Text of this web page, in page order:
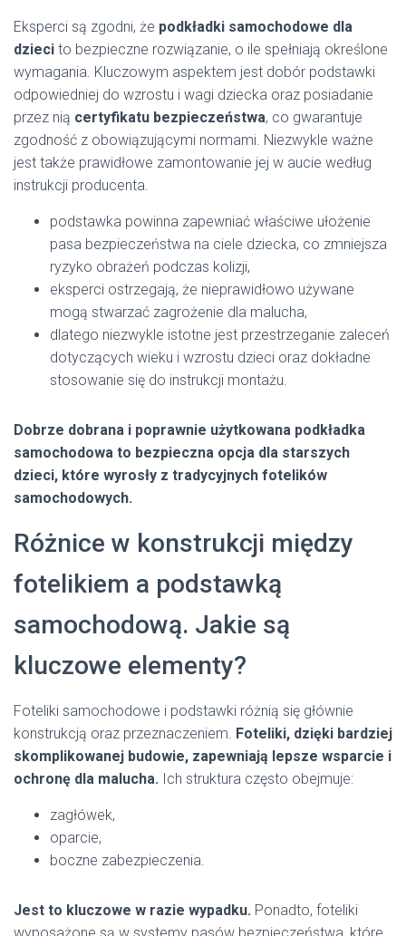
Eksperci są zgodni, że podkładki samochodowe dla
dzieci to bezpieczne rozwiązanie, o ile spełniają określone
wymagania. Kluczowym aspektem jest dobór podstawki
odpowiedniej do wzrostu i wagi dziecka oraz posiadanie
przez nią certyfikatu bezpieczeństwa, co gwarantuje
zgodność z obowiązującymi normami. Niezwykle ważne
jest także prawidłowe zamontowanie jej w aucie według
instrukcji producenta.
podstawka powinna zapewniać właściwe ułożenie
pasa bezpieczeństwa na ciele dziecka, co zmniejsza
ryzyko obrażeń podczas kolizji,
eksperci ostrzegają, że nieprawidłowo używane
mogą stwarzać zagrożenie dla malucha,
dlatego niezwykle istotne jest przestrzeganie zaleceń
dotyczących wieku i wzrostu dzieci oraz dokładne
stosowanie się do instrukcji montażu.
Dobrze dobrana i poprawnie użytkowana podkładka
samochodowa to bezpieczna opcja dla starszych
dzieci, które wyrosły z tradycyjnych fotelików
samochodowych.
Różnice w konstrukcji między
fotelikiem a podstawką
samochodową. Jakie są
kluczowe elementy?
Foteliki samochodowe i podstawki różnią się głównie
konstrukcją oraz przeznaczeniem. Foteliki, dzięki bardziej
skomplikowanej budowie, zapewniają lepsze wsparcie i
ochronę dla malucha. Ich struktura często obejmuje:
zagłówek,
oparcie,
boczne zabezpieczenia.
Jest to kluczowe w razie wypadku. Ponadto, foteliki